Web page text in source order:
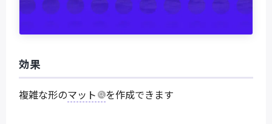
効果
複雑な形のマット を作成できます